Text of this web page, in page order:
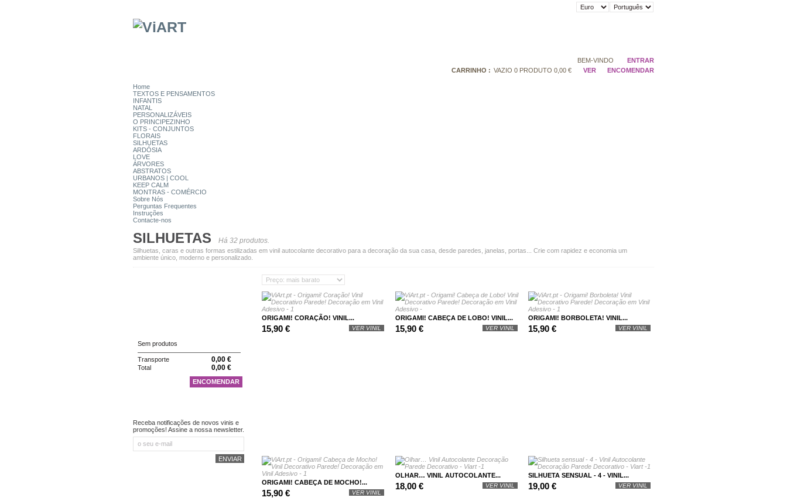
BEM-VINDO
ENTRAR
CARRINHO : VAZIO 0 PRODUTO0,00 € VER ENCOMENDAR
Home
TEXTOS E PENSAMENTOS
INFANTIS
NATAL
PERSONALIZÁVEIS
O PRINCIPEZINHO
KITS - CONJUNTOS
FLORAIS
SILHUETAS
ARDÓSIA
LOVE
ÁRVORES
ABSTRATOS
URBANOS | COOL
KEEP CALM
MONTRAS - COMÉRCIO
Sobre Nós
Perguntas Frequentes
Instruções
Contacte-nos
SILHUETAS Há 32 produtos.
Silhuetas, caras e outras formas estilizadas em vinil autocolante decorativo para a decoração da sua casa, desde paredes, janelas, portas... Crie com rapidez e economia um
ambiente único, moderno e personalizado.
ORIGAMI! CORAÇÃO! VINIL...
15,90 € VER VINIL
ORIGAMI! CABEÇA DE LOBO! VINIL...
15,90 € VER VINIL
ORIGAMI! BORBOLETA! VINIL...
15,90 € VER VINIL
ORIGAMI! CABEÇA DE MOCHO!...
15,90 € VER VINIL
OLHAR… VINIL AUTOCOLANTE...
18,00 € VER VINIL
SILHUETA SENSUAL - 4 - VINIL...
19,00 € VER VINIL
Sem produtos
Transporte 0,00 €
Total 0,00 €
ENCOMENDAR
Receba notificações de novos vinis e
promoções! Assine a nossa newsletter.